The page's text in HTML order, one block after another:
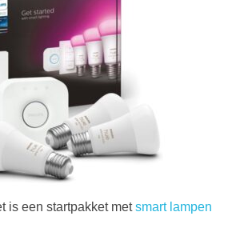
is een startpakket metsmart lampen